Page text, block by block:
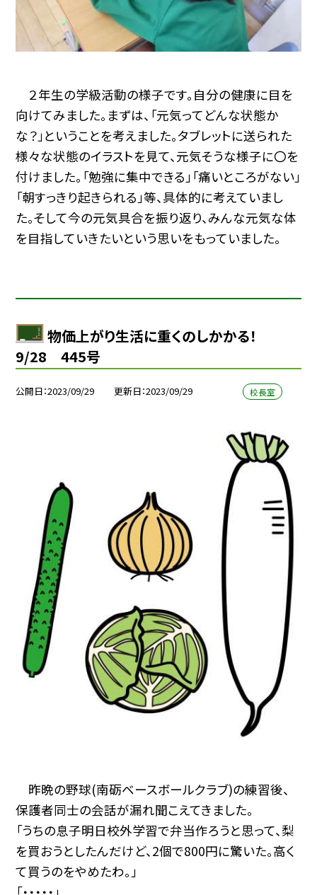
２年生の学級活動の様子です。自分の健康に目を
向けてみました。まずは、「元気ってどんな状態か
な？」ということを考えました。タブレットに送られた
様々な状態のイラストを見て、元気そうな様子に〇を
付けました。「勉強に集中できる」「痛いところがない」
「朝すっきり起きられる」等、具体的に考えていまし
た。そして今の元気具合を振り返り、みんな元気な体
を目指していきたいという思いをもっていました。
物価上がり生活に重くのしかかる！
9/28 445号
公開日 2023/09/29 更新日 2023/09/29 校長室
昨晩の野球(南砺ベースボールクラブ)の練習後、
保護者同士の会話が漏れ聞こえてきました。
「うちの息子明日校外学習で弁当作ろうと思って、梨
を買おうとしたんだけど、2個で800円に驚いた。高く
て買うのをやめたわ。」